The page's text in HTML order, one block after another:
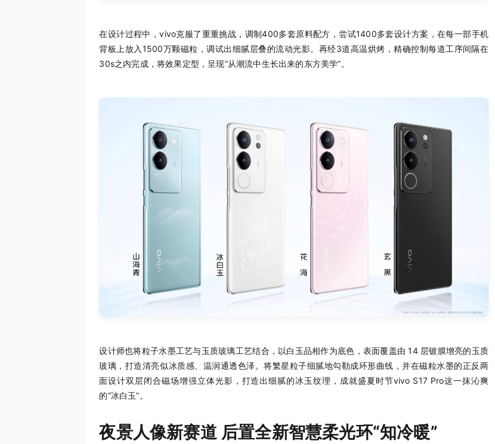
在设计过程中，vivo克服了重重挑战，调制400多套原料配方，尝试1400多套设计方案，在每一部手机
背板上放入1500万颗磁粒，调试出细腻层叠的流动光影。再经3道高温烘烤，精确控制每道工序间隔在
30s之内完成，将效果定型，呈现“从潮流中生长出来的东方美学”。
设计师也将粒子水墨工艺与玉质玻璃工艺结合，以白玉品相作为底色，表面覆盖由 14 层镀膜增亮的玉质
玻璃，打造清亮似冰质感、温润通透色泽。将繁星粒子细腻地勾勒成环形曲线，并在磁粒水墨的正反两
面设计双层闭合磁场增强立体光影，打造出细腻的冰玉纹理，成就盛夏时节vivo S17 Pro这一抹沁爽
的“冰白玉”。
夜景人像新赛道 后置全新智慧柔光环“知冷暖”